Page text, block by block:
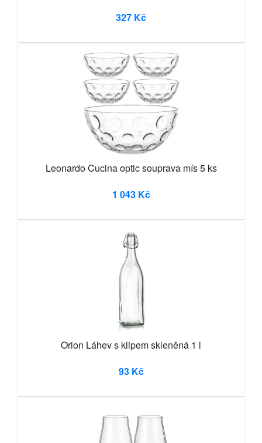
327 Kč
Leonardo Cucina optic souprava mís 5 ks
1 043 Kč
Orion Láhev s klipem skleněná 1 l
93 Kč